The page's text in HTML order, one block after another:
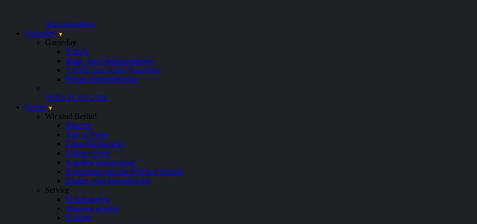
Jetzt anmelden!
Gameday
Gameday
Tickets
Haus- und Stadionordnung
Anfahrt zum Stade Napoléon
Presse-Akkreditierung
SPIELPLAN 2026
Verein
Wir sind Berlin!
Historie
Hall of Fame
Unser Ethikkodex
Unsere Werte
Soziales Engagement
Unterstütze uns mit (D)einer Spende
Kinder- und Jugendschutz
Service
Probetraining
Mitglied werden
Kontakt